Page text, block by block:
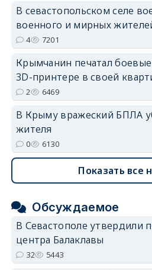
В севастопольском селе
военного и мирных
4 7201
Крымчанин печатал
3D-принтере в своей
2 6469
В Крыму вражеский БПЛА
жителя
0 6130
Показать все
Обсуждаемое
В Севастополе утвердили
центра Балаклавы
32 5443